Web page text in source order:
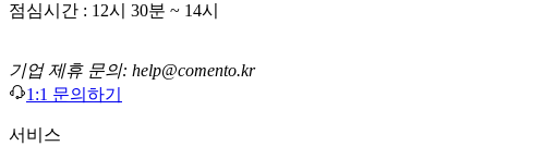
점심시간 : 12시 30분 ~ 14시
기업 제휴 문의: help@comento.kr
1:1 문의하기
서비스